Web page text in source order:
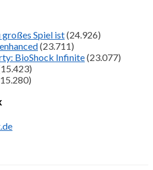
großes Spiel ist(24.926)
(23.711)
BioShock Infinite(23.077)